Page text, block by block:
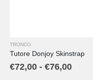
TRONCO
Tutore Donjoy Skinstrap
€72,00 - €76,00